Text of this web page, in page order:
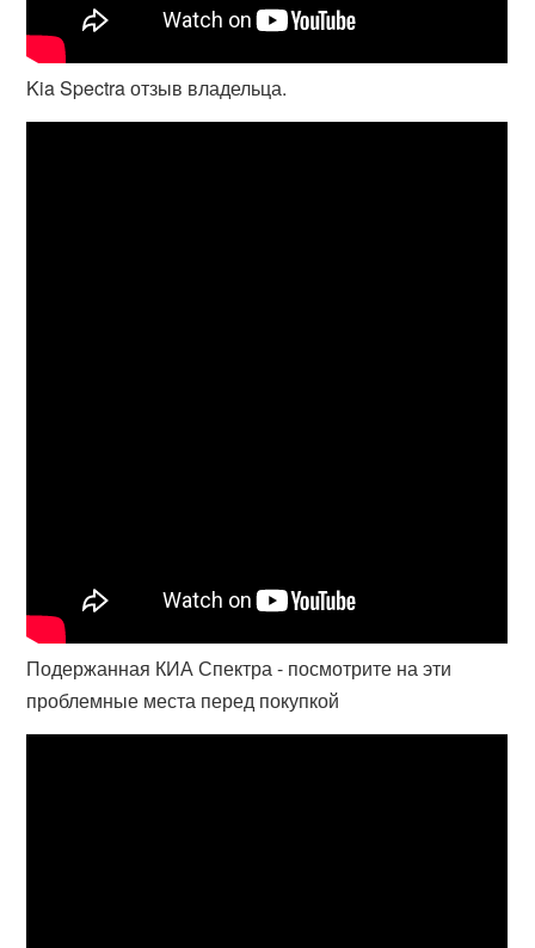
Kia Spectra отзыв владельца.
Подержанная КИА Спектра - посмотрите на эти
проблемные места перед покупкой